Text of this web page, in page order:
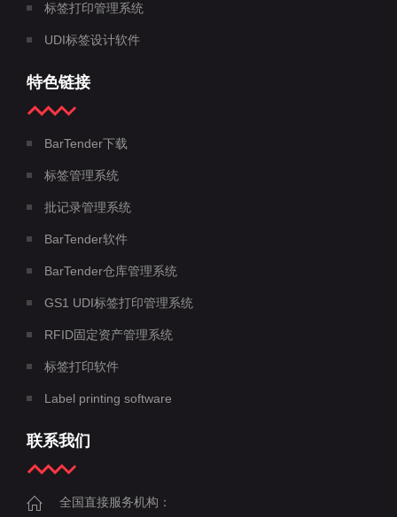
标签打印管理系统
UDI标签设计软件
特色链接
BarTender下载
标签管理系统
批记录管理系统
BarTender软件
BarTender仓库管理系统
GS1 UDI标签打印管理系统
RFID固定资产管理系统
标签打印软件
Label printing software
联系我们
全国直接服务机构：